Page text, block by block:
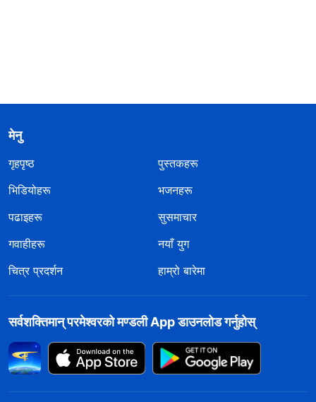
मेनु
गृहपृष्ठ
पुस्तकहरू
भिडियोहरू
भजनहरू
पढाइहरू
सुसमाचार
गवाहीहरू
नयाँ युग
चित्र प्रदर्शन
हाम्रो बारेमा
सर्वशक्तिमान्‌ परमेश्‍वरको मण्डली App डाउनलोड गर्नुहोस्